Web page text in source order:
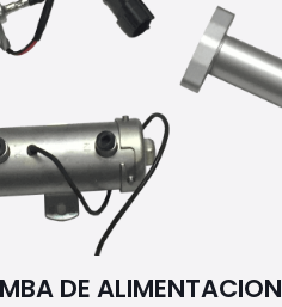
DE ALIMENTACION